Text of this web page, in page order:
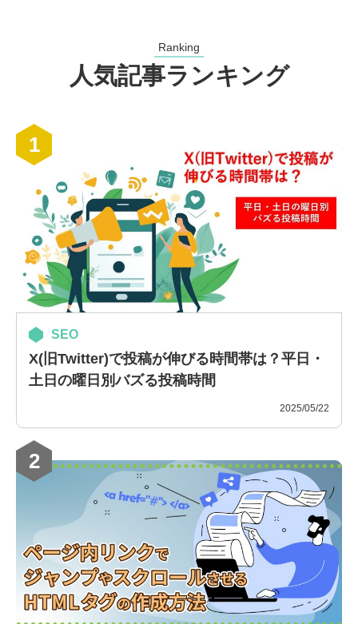
Ranking
人気記事ランキング
1
SEO
X(旧Twitter)で投稿が伸びる時間帯は？平日・
土日の曜日別バズる投稿時間
2025/05/22
2